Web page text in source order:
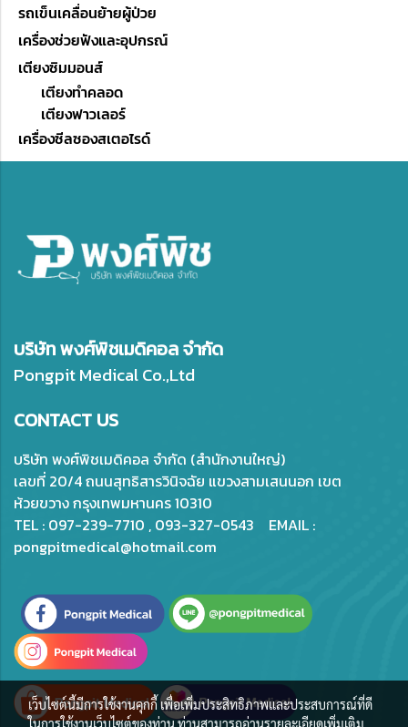
รถเข็นเคลื่อนย้ายผู้ป่วย
เครื่องช่วยฟังและอุปกรณ์
เตียงซิมมอนส์
เตียงทำคลอด
เตียงฟาวเลอร์
เครื่องซีลซองสเตอไรด์
บริษัท พงศ์พิชเมดิคอล จำกัด
Pongpit Medical Co.,Ltd
CONTACT US
บริษัท พงศ์พิชเมดิคอล จำกัด (สำนักงานใหญ่)
เลขที่ 20/4 ถนนสุทธิสารวินิจฉัย แขวงสามเสนนอก เขต
ห้วยขวาง กรุงเทพมหานคร 10310
TEL : 097-239-7710 , 093-327-0543 EMAIL :
pongpitmedical@hotmail.com
เว็บไซต์นี้มีการใช้งานคุกกี้ เพื่อเพิ่มประสิทธิภาพและประสบการณ์ที่ดี
ในการใช้งานเว็บไซต์ของท่าน ท่านสามารถอ่านรายละเอียดเพิ่มเติม